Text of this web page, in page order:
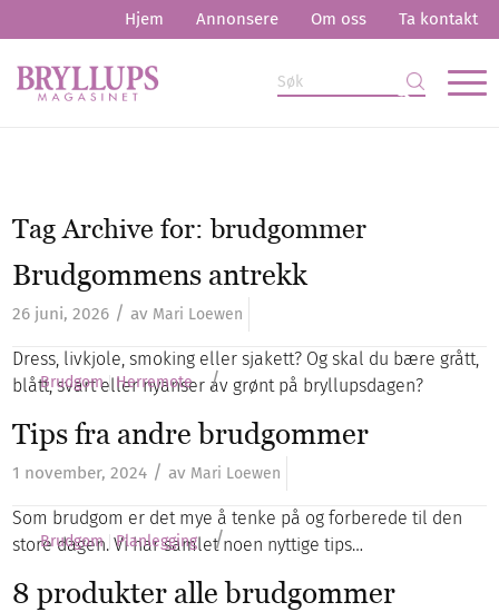
Hjem Annonsere Om oss Ta kontakt
Tag Archive for:brudgommer
Brudgommens antrekk
26 juni, 2026 / av Mari Loewen
Dress, livkjole, smoking eller sjakett? Og skal du bære grått,
blått, svart eller nyanser av grønt på bryllupsdagen?
Brudgom Herremote /
Tips fra andre brudgommer
1 november, 2024 / av Mari Loewen
Som brudgom er det mye å tenke på og forberede til den
store dagen. Vi har samlet noen nyttige tips…
Brudgom Planlegging /
8 produkter alle brudgommer